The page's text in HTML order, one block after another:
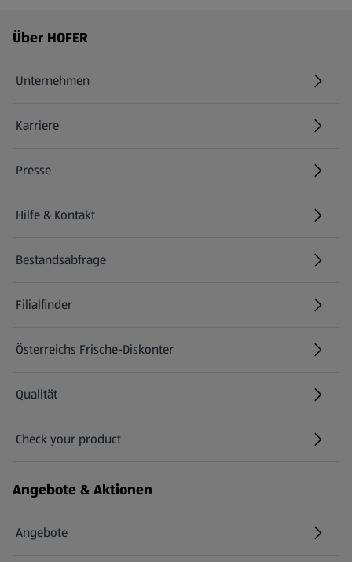
Fußzeilenmenü - weitere Links
Über HOFER
Unternehmen
Karriere
(öffnet in einem neuen Tab)
Presse
Hilfe & Kontakt
(öffnet in einem neuen Tab)
Bestandsabfrage
(öffnet in einem neuen Tab)
Filialfinder
Österreichs Frische-Diskonter
Qualität
Check your product
(öffnet in einem neuen Tab)
Angebote & Aktionen
Angebote